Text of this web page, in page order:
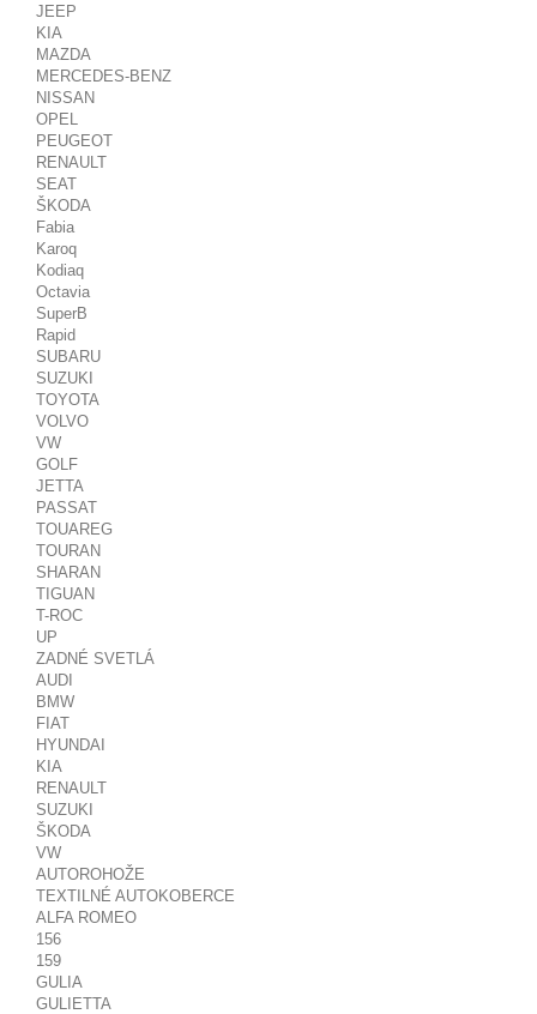
JEEP
KIA
MAZDA
MERCEDES-BENZ
NISSAN
OPEL
PEUGEOT
RENAULT
SEAT
ŠKODA
Fabia
Karoq
Kodiaq
Octavia
SuperB
Rapid
SUBARU
SUZUKI
TOYOTA
VOLVO
VW
GOLF
JETTA
PASSAT
TOUAREG
TOURAN
SHARAN
TIGUAN
T-ROC
UP
ZADNÉ SVETLÁ
AUDI
BMW
FIAT
HYUNDAI
KIA
RENAULT
SUZUKI
ŠKODA
VW
AUTOROHOŽE
TEXTILNÉ AUTOKOBERCE
ALFA ROMEO
156
159
GULIA
GULIETTA